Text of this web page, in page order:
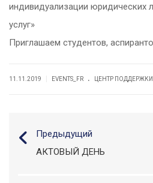
индивидуализации юридических
услуг»
Приглашаем студентов,
11.11.2019 EVENTS_FR . ЦЕНТР
Предыдущий
АКТОВЫЙ ДЕНЬ